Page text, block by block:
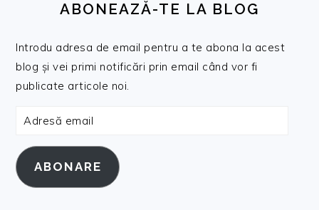
ABONEAZĂ-TE LA BLOG
Introdu adresa de email pentru a te abona la acest
blog și vei primi notificări prin email când vor fi
publicate articole noi.
Adresă
ABONARE